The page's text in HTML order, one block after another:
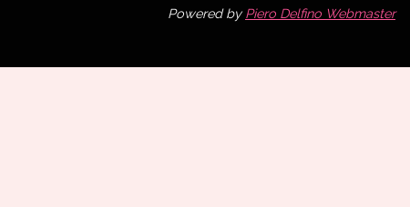
Powered byPiero Delfino Webmaster